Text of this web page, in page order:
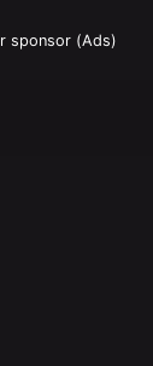
sponsor (Ads)